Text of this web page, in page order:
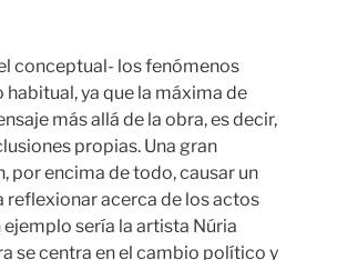
conceptual- los fenómenos
ya que la máxima de
más allá de la obra, es decir,
propias. Una gran
por encima de todo, causar un
reflexionar acerca de los actos
sería la artista Núria
se centra en el cambio político y